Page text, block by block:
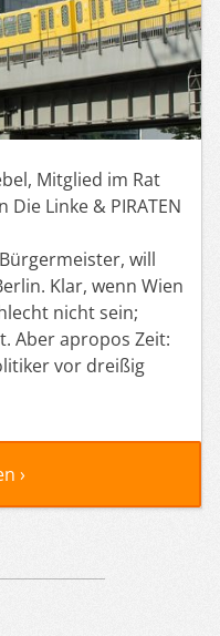
Mitglied im Rat
Linke & PIRATEN
will
Klar, wenn Wien
nicht sein;
Aber apropos Zeit:
vor dreißig
›